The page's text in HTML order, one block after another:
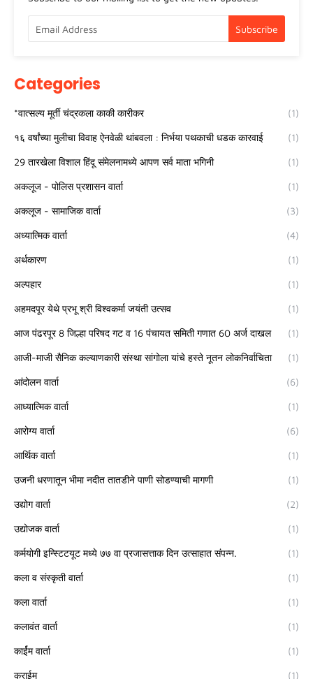
Categories
*वात्सल्य मूर्ती चंद्रकला काकी कारीकर (1)
१६ वर्षांच्या मुलीचा विवाह ऐनवेळी थांबवला : निर्भया पथकाची धडक कारवाई (1)
29 तारखेला विशाल हिंदू संमेलनामध्ये आपण सर्व माता भगिनी (1)
अकलूज - पोलिस प्रशासन वार्ता (1)
अकलूज - सामाजिक वार्ता (3)
अध्यात्मिक वार्ता (4)
अर्थकारण (1)
अल्पहार (1)
अहमदपूर येथे प्रभू श्री विश्वकर्मा जयंती उत्सव (1)
आज पंढरपूर 8 जिल्हा परिषद गट व 16 पंचायत समिती गणात 60 अर्ज दाखल (1)
आजी-माजी सैनिक कल्याणकारी संस्था सांगोला यांचे हस्ते नूतन लोकनिर्वाचिता (1)
आंदोलन वार्ता (6)
आध्यात्मिक वार्ता (1)
आरोग्य वार्ता (6)
आर्थिक वार्ता (1)
उजनी धरणातून भीमा नदीत तातडीने पाणी सोडण्याची मागणी (1)
उद्योग वार्ता (2)
उद्योजक वार्ता (1)
कर्मयोगी इन्स्टिटयूट मध्ये ७७ वा प्रजासत्ताक दिन उत्साहात संपन्न. (1)
कला व संस्कृती वार्ता (1)
कला वार्ता (1)
कलावंत वार्ता (1)
कार्ईम वार्ता (1)
क्राईम (1)